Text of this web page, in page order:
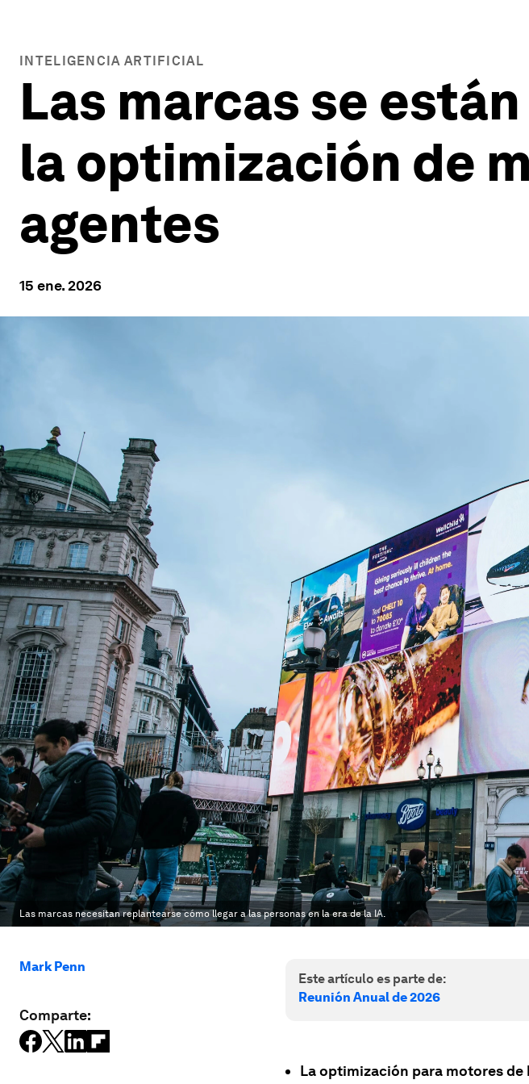
INTELIGENCIA ARTIFICIAL
Las marcas se
la optimización de
agentes
15 ene. 2026
Las marcas necesitan replantearse cómo llegar a las personas en la era de la IA.
Mark Penn
Comparte:
Este artículo es parte de:
Reunión Anual de 2026
La optimización para motores de